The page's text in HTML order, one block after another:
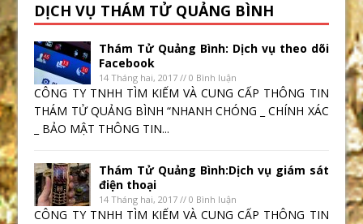
DỊCH VỤ THÁM TỬ QUẢNG BÌNH
Thám Tử Quảng Bình: Dịch vụ theo dõi
Facebook
14 Tháng hai, 2017 // 0 Bình luận
CÔNG TY TNHH TÌM KIẾM VÀ CUNG CẤP THÔNG TIN
THÁM TỬ QUẢNG BÌNH “NHANH CHÓNG _ CHÍNH XÁC
_ BẢO MẬT THÔNG TIN...
Thám Tử Quảng Bình:Dịch vụ giám sát
điện thoại
14 Tháng hai, 2017 // 0 Bình luận
CÔNG TY TNHH TÌM KIẾM VÀ CUNG CẤP THÔNG TIN